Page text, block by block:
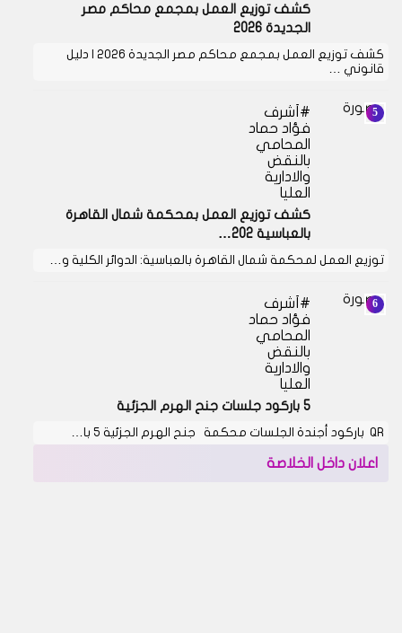
كشف توزيع العمل بمجمع محاكم مصر
الجديدة 2026
كشف توزيع العمل بمجمع محاكم مصر الجديدة 2026 | دليل
قانوني …
أشرف
فؤاد حماد
المحامي
بالنقض
والادارية
العليا
كشف توزيع العمل بمحكمة شمال القاهرة
بالعباسية 202…
توزيع العمل لمحكمة شمال القاهرة بالعباسية: الدوائر الكلية و…
أشرف
فؤاد حماد
المحامي
بالنقض
والادارية
العليا
5 باركود جلسات جنح الهرم الجزئية
QR باركود أجندة الجلسات محكمة جنح الهرم الجزئية 5 با…
اعلان داخل الخلاصة